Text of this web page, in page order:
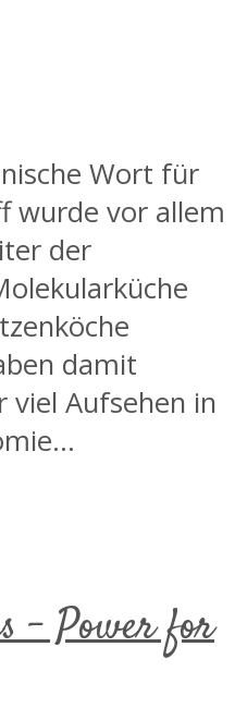
Wort für
wurde vor allem
der
damit
viel Aufsehen in
– Power for